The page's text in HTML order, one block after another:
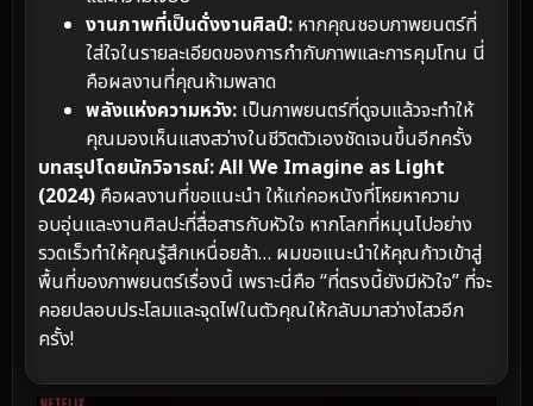
งานภาพที่เป็นดั่งงานศิลป์: หากคุณชอบภาพยนตร์ที่
ใส่ใจในรายละเอียดของการกำกับภาพและการคุมโทน นี่
คือผลงานที่คุณห้ามพลาด
พลังแห่งความหวัง: เป็นภาพยนตร์ที่ดูจบแล้วจะทำให้
คุณมองเห็นแสงสว่างในชีวิตตัวเองชัดเจนขึ้นอีกครั้ง
บทสรุปโดยนักวิจารณ์:All We Imagine as Light
(2024) คือผลงานที่ขอแนะนำ ให้แก่คอหนังที่โหยหาความ
อบอุ่นและงานศิลปะที่สื่อสารกับหัวใจ หากโลกที่หมุนไปอย่าง
รวดเร็วทำให้คุณรู้สึกเหนื่อยล้า… ผมขอแนะนำให้คุณก้าวเข้าสู่
พื้นที่ของภาพยนตร์เรื่องนี้ เพราะนี่คือ “ที่ตรงนี้ยังมีหัวใจ” ที่จะ
คอยปลอบประโลมและจุดไฟในตัวคุณให้กลับมาสว่างไสวอีก
ครั้ง!